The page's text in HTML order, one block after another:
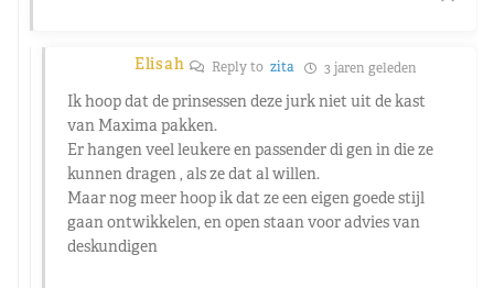
Elisah Reply tozita 3 jaren geleden
Ik hoop dat de prinsessen deze jurk niet uit de kast
van Maxima pakken.
Er hangen veel leukere en passender di gen in die ze
kunnen dragen , als ze dat al willen.
Maar nog meer hoop ik dat ze een eigen goede stijl
gaan ontwikkelen, en open staan voor advies van
deskundigen